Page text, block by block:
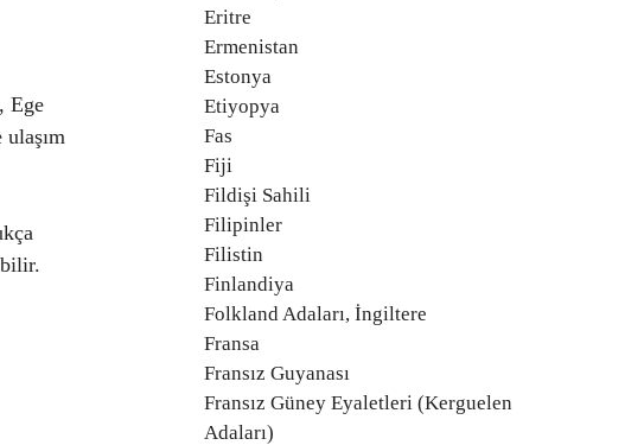
Ege
Eritre
Ermenistan
Estonya
Etiyopya
Fas
Fiji
Fildişi Sahili
Filipinler
Filistin
Finlandiya
Folkland Adaları, İngiltere
Fransa
Fransız Guyanası
Fransız Güney Eyaletleri (Kerguelen
Adaları)